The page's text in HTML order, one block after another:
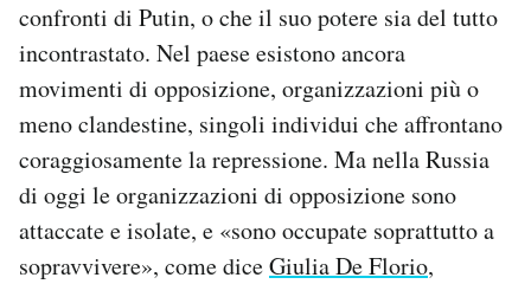
confronti di Putin, o che il suo potere sia del tutto
incontrastato. Nel paese esistono ancora
movimenti di opposizione, organizzazioni più o
meno clandestine, singoli individui che affrontano
coraggiosamente la repressione. Ma nella Russia
di oggi le organizzazioni di opposizione sono
attaccate e isolate, e «sono occupate soprattutto a
sopravvivere», come diceGiulia De Florio,